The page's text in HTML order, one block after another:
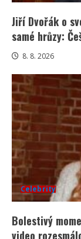
Jiří Dvořák o
samé hrůzy:
8. 8. 2026
Celebrity
Bolestivý
video